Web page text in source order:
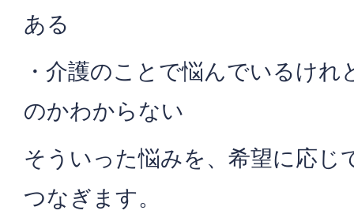
ある
・介護のことで悩んでいるけ
のかわからない
そういった悩みを、希望に応じ
つなぎます。